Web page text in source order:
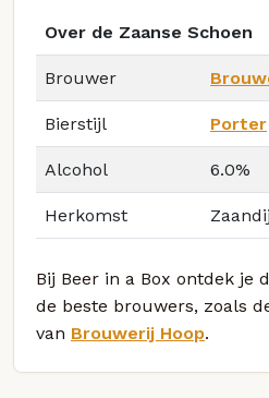
Over de Zaanse Schoen
Brouwer
Bierstijl Porter
Alcohol 6.0%
Herkomst
Bij Beer in a Box ontdek je
de beste brouwers, zoals
van Brouwerij Hoop.